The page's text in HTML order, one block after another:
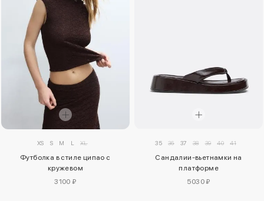
XS S M L XL
Футболка в стиле ципао с
кружевом
3100 ₽
35 36 37 38 39 40 41
Сандалии-вьетнамки на
платформе
5030 ₽